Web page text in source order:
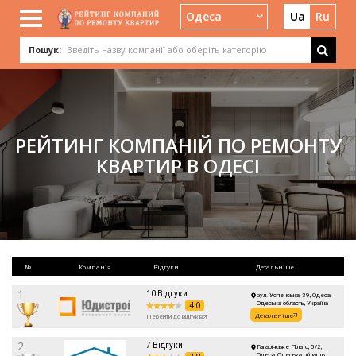
Одеса Ua Ru
Пошук:
РЕЙТИНГ КОМПАНІЙ ПО РЕМОНТУ
КВАРТИР В ОДЕСІ
№ Компанія Відгуки Детальніше
1 10 Відгуки
4.0
Перейти до відгуків
вул. Успенська, 39, Одеса,
Одеська область, Україна
Детальніше
2 7 Відгуки
Гагарінське Плато, 5/2,